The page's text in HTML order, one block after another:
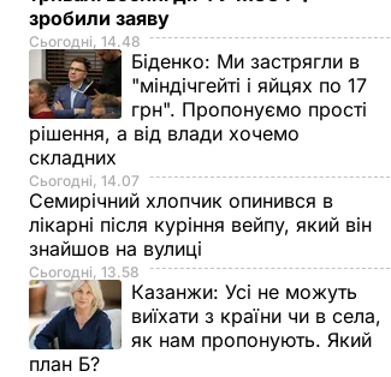
зробили заяву
Сьогодні, 14.48
Біденко: Ми застрягли в
"міндічгейті і яйцях по 17
грн". Пропонуємо прості
рішення, а від влади хочемо
складних
Сьогодні, 14.07
Семирічний хлопчик опинився в
лікарні після куріння вейпу, який він
знайшов на вулиці
Сьогодні, 13.58
Казанжи: Усі не можуть
виїхати з країни чи в села,
як нам пропонують. Який
план Б?